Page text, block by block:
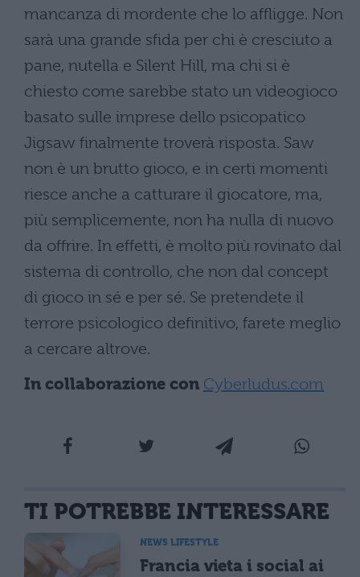
mancanza di mordente che lo affligge. Non
sarà una grande sfida per chi è cresciuto a
pane, nutella e Silent Hill, ma chi si è
chiesto come sarebbe stato un videogioco
basato sulle imprese dello psicopatico
Jigsaw finalmente troverà risposta. Saw
non è un brutto gioco, e in certi momenti
riesce anche a catturare il giocatore, ma,
più semplicemente, non ha nulla di nuovo
da offrire. In effetti, è molto più rovinato dal
sistema di controllo, che non dal concept
di gioco in sé e per sé. Se pretendete il
terrore psicologico definitivo, farete meglio
a cercare altrove.
In collaborazione con Cyberludus.com
TI POTREBBE INTERESSARE
NEWS LIFESTYLE
Francia vieta i social ai